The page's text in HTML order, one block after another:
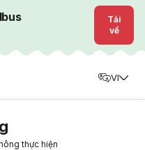
Tải
về
VI
thực hiện